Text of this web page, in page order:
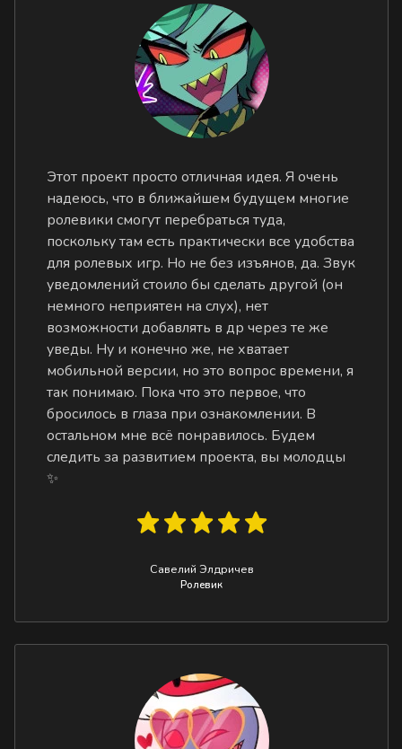
Этот проект просто отличная идея. Я очень
надеюсь, что в ближайшем будущем многие
ролевики смогут перебраться туда,
поскольку там есть практически все удобства
для ролевых игр. Но не без изъянов, да. Звук
уведомлений стоило бы сделать другой (он
немного неприятен на слух), нет
возможности добавлять в др через те же
уведы. Ну и конечно же, не хватает
мобильной версии, но это вопрос времени, я
так понимаю. Пока что это первое, что
бросилось в глаза при ознакомлении. В
остальном мне всё понравилось. Будем
следить за развитием проекта, вы молодцы
✨
Савелий Элдричев
Ролевик